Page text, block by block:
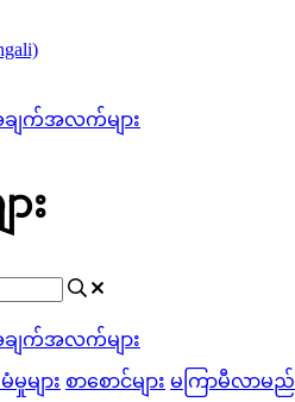
ျက်အလက်များ
း
ျက်အလက်များ
များ စာစောင်များ မကြာမီလာမည်